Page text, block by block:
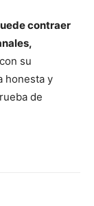
contraer
su
honesta y
de